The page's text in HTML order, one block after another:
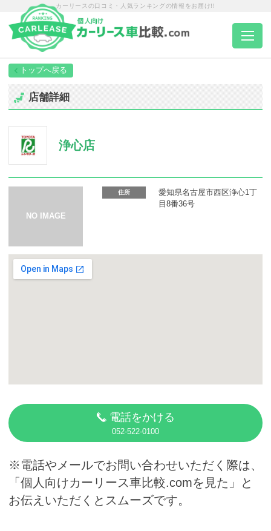
カーリースの口コミ・人気ランキングの情報をお届け!!
トップページ
エリア別ランキング
カーリース体験談
店舗詳細
浄心店
住所
愛知県名古屋市西区浄心1丁
目8番36号
電話をかける
052-522-0100
※電話やメールでお問い合わせいただく際は、
「個人向けカーリース車比較.comを見た」と
お伝えいただくとスムーズです。